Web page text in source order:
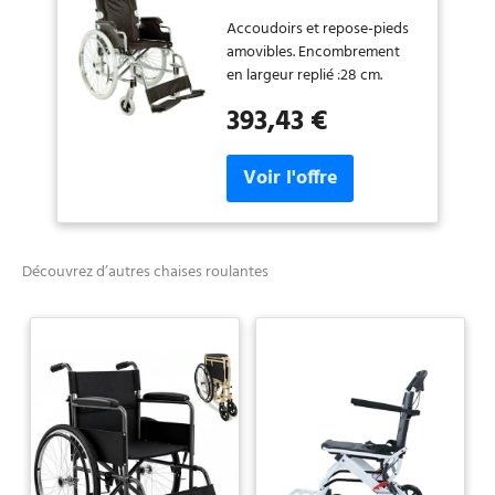
cm, tissu noir
Accoudoirs et repose-pieds
amovibles. Encombrement
en largeur replié :28 cm.
393,43 €
Découvrez d’autres chaises roulantes